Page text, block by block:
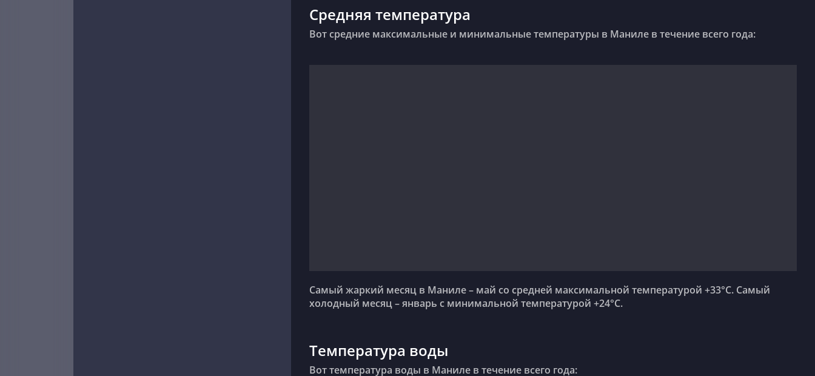
Средняя температура
Вот средние максимальные и минимальные температуры в Маниле в течение всего года:
Самый жаркий месяц в Маниле – май со средней максимальной температурой +33°C. Самый
холодный месяц – январь с минимальной температурой +24°C.
Температура воды
Вот температура воды в Маниле в течение всего года: